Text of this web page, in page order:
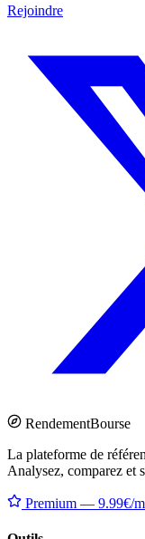
Rejoindre
RendementBourse
La plateforme de
Analysez, comparez et
Premium — 9.99€/